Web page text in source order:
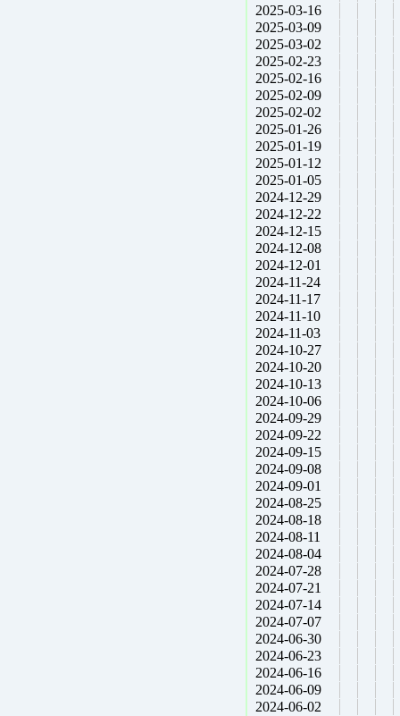
2025-03-16
2025-03-09
2025-03-02
2025-02-23
2025-02-16
2025-02-09
2025-02-02
2025-01-26
2025-01-19
2025-01-12
2025-01-05
2024-12-29
2024-12-22
2024-12-15
2024-12-08
2024-12-01
2024-11-24
2024-11-17
2024-11-10
2024-11-03
2024-10-27
2024-10-20
2024-10-13
2024-10-06
2024-09-29
2024-09-22
2024-09-15
2024-09-08
2024-09-01
2024-08-25
2024-08-18
2024-08-11
2024-08-04
2024-07-28
2024-07-21
2024-07-14
2024-07-07
2024-06-30
2024-06-23
2024-06-16
2024-06-09
2024-06-02